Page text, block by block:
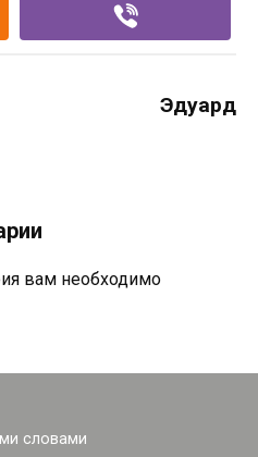
Эдуард
вам необходимо
словами